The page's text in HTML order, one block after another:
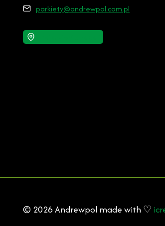
parkiety@andrewpol.com.pl
© 2026 Andrewpol made with ♡